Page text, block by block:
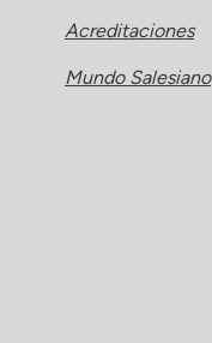
Acreditaciones
Mundo Salesiano